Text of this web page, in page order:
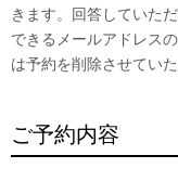
きます。回答していた
できるメールアドレス
は予約を削除させてい
ご予約内容